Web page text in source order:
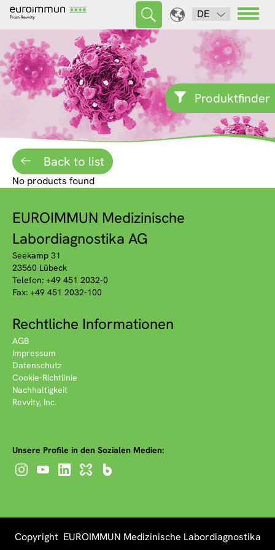
DE
Produktfinder
Back to list
No products found
EUROIMMUN Medizinische
Labordiagnostika AG
Seekamp 31
23560 Lübeck
Telefon: +49 451 2032-0
Fax: +49 451 2032-100
Rechtliche Informationen
AGB
Impressum
Datenschutz
Cookie-Richtlinie
Nachhaltigkeit
Revvity, Inc.
Unsere Profile in den Sozialen Medien:
Copyright EUROIMMUN Medizinische Labordiagnostika